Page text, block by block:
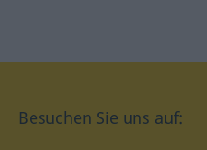
Besuchen Sie uns auf: